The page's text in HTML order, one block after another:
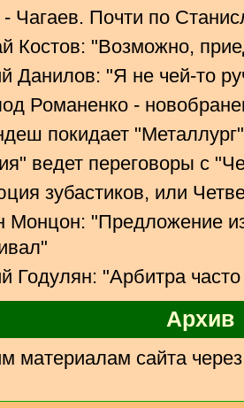
- Чагаев. Почти по
Костов: "Возможно,
Данилов: "Я не чей-то
Романенко -
покидает "Металлург"
ведет переговоры с
зубастиков, или
Монцон: "Предложение
Годулян: "Арбитра
Архив
материалам сайта